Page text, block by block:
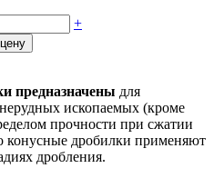
+
предназначены для
ископаемых (кроме
прочности при сжатии
дробилки применяют
дробления.